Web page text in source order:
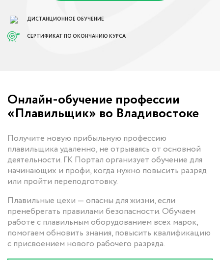
ДИСТАНЦИОННОЕ ОБУЧЕНИЕ
СЕРТИФИКАТ ПО ОКОНЧАНИЮ КУРСА
Онлайн-обучение профессии
«Плавильщик» во Владивостоке
Получите новую прибыльную профессию
плавильщика удаленно, не отрываясь от основной
деятельности. ГК Портал организует обучение для
начинающих и профи, когда нужно повысить разряд
или пройти переподготовку.
Плавильные цехи — опасны для жизни, если
пренебрегать правилами безопасности. Обучаем
работе с плавильным оборудованием всех марок,
помогаем обновить знания, повысить квалификацию
с присвоением нового рабочего разряда.